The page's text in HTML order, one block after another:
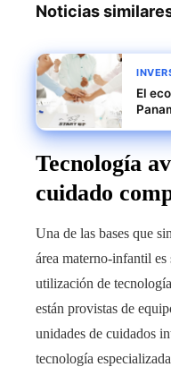
Noticias
El
Tecnología
cuidado
Una de las bases que
área materno-infantil
utilización de
están provistas de
unidades de cuidados
tecnología